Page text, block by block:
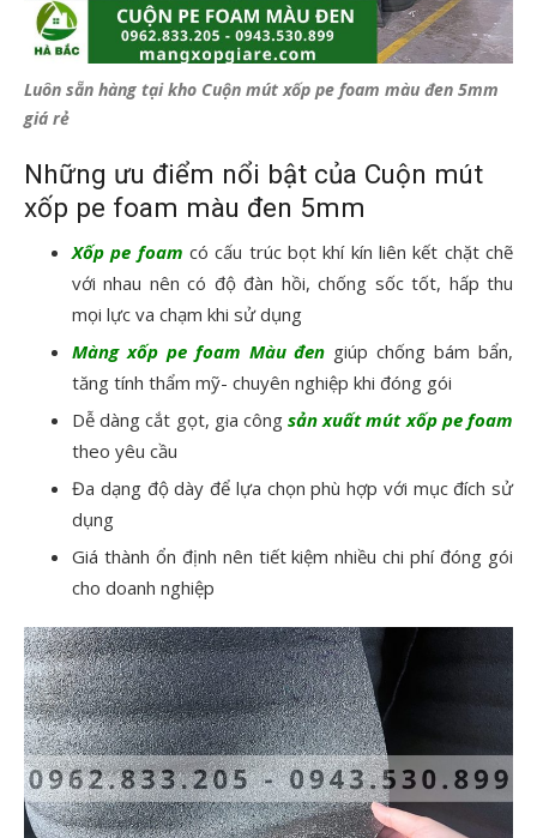
Luôn sẵn hàng tại kho Cuộn mút xốp pe foam màu đen 5mm
giá rẻ
Những ưu điểm nổi bật của Cuộn mút
xốp pe foam màu đen 5mm
Xốp pe foam có cấu trúc bọt khí kín liên kết chặt chẽ
với nhau nên có độ đàn hồi, chống sốc tốt, hấp thu
mọi lực va chạm khi sử dụng
Màng xốp pe foam Màu đen giúp chống bám bẩn,
tăng tính thẩm mỹ- chuyên nghiệp khi đóng gói
Dễ dàng cắt gọt, gia côngsản xuất mút xốp pe foam
theo yêu cầu
Đa dạng độ dày để lựa chọn phù hợp với mục đích sử
dụng
Giá thành ổn định nên tiết kiệm nhiều chi phí đóng gói
cho doanh nghiệp